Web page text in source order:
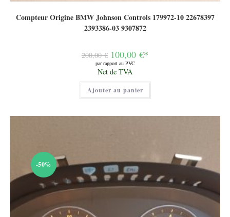
Compteur Origine BMW Johnson Controls 179972-10 22678397
2393386-03 9307872
200,00€ Le
prix
initial
était :
200,00 €.
100,00 €*
par rapport au PVC
Le
prix
actuel
est :
100,00 €.
Net de TVA
Ajouter au panier
-50%